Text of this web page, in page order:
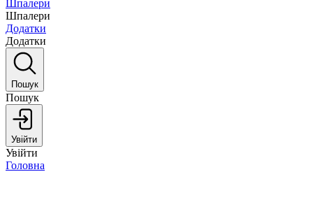
Шпалери
Шпалери
Додатки
Додатки
Пошук
Пошук
Увійти
Увійти
Головна